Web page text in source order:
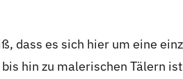
dass es sich hier um eine
hin zu malerischen Tälern